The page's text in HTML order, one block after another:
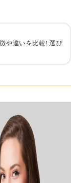
や違いを比較! 選び